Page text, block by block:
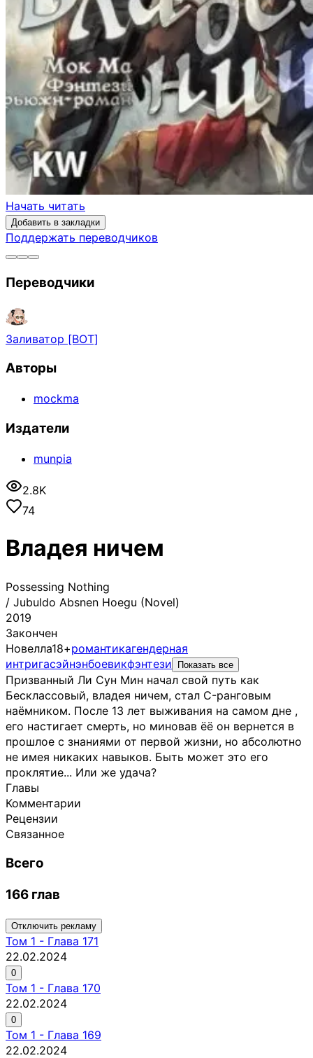
Начать читать
Добавить в закладки
Поддержать переводчиков
Переводчики
Заливатор [BOT]
Авторы
mockma
Издатели
munpia
2.8K
74
Владея ничем
Possessing Nothing
/ Jubuldo Absnen Hoegu (Novel)
2019
Закончен
Новелла18+романтикагендерная
интригасэйнэнбоевикфэнтези Показать все
Призванный Ли Сун Мин начал свой путь как
Бесклассовый, владея ничем, стал C-ранговым
наёмником. После 13 лет выживания на самом дне ,
его настигает смерть, но миновав ёё он вернется в
прошлое с знаниями от первой жизни, но абсолютно
не имея никаких навыков. Быть может это его
проклятие... Или же удача?
Главы
Комментарии
Рецензии
Связанное
Всего
166 глав
Отключить рекламу
Том 1 - Глава 171
22.02.2024
0
Том 1 - Глава 170
22.02.2024
0
Том 1 - Глава 169
22.02.2024